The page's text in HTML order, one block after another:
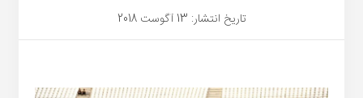
تاریخ انتشار: 13 آگوست 2018